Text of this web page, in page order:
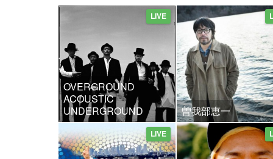
OVERGROUND
ACOUSTIC
UNDERGROUND
LIVE
曽我部恵一
LIVE